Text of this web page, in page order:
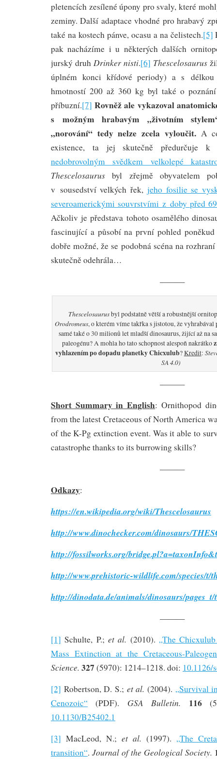
pletencích zesílené úpony pro svaly, které
zeminy. Další adaptace vhodné pro hrabavý
také na kostech pánve, ocasu a na čelistech.[5]
pak nacházíme i u některých dalších
jurský druh Drinker nisti.[6] Thescelosaurus
úplném konci křídové periody) a s
hmotností 200 až 360 kg byl také o
příbuzní.[7] Rovněž ale vykazoval
s možným hrabavým „životním
„norování“ tedy nelze zcela vyloučit.A
existence, ta jej skutečně předurčuje
nedobrovolným svědkem velkolepé
Thescelosaurusbyl zřejmě obyvatelem
v sousedství velkých řek, jeho fosilie se
severoamerickými souvrstvími z doby před
Ačkoliv je představa tohoto osamělého
fascinující a působí na první pohled
dobře možné, že se podobná scéna na
skutečně odehrála…
———
Thescelosaurusbyl podstatně větší a robustnější
Orodromeus, o kterém víme takřka s jistotou, že
samé také o 30 milionů let mladší dinosaurus, žijící až na
paleogénu? A mohla ho tato schopnost alespoň nakrátko
vyhlazením po dopadu planetky Chicxulub?Kredit:
SA 4.0)
———
Short Summary in English: Ornithopod
from the latest Cretaceous of North America
of the K-Pg extinction event. Was it able to
catastrophe thanks to its burrowing skills?
———
Odkazy:
https://en.wikipedia.org/wiki/Thescelosaurus
http://www.dinochecker.com/dinosaurs/
http://fossilworks.org/
http://www.prehistoric-wildlife.com/species/t/
http://dinodata.de/animals/dinosaurs/
———
[1] Schulte, P.;et al. (2010). „The
Mass Extinction at the Cretaceous-
Science. 327(5970): 1214–1218. doi: 10.1126/
[2] Robertson, D. S.; et al. (2004). „Survival
Cenozoic“ (PDF). GSA Bulletin. 116
10.1130/B25402.1
[3] MacLeod, N.; et al. (1997). „The
transition“. Journal of the Geological Society.